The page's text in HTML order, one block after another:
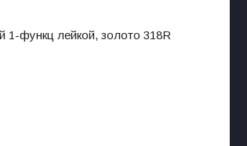
1-функц лейкой, золото 318R